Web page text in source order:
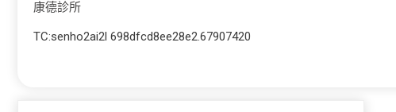
康德診所
TC:senho2ai2l 698dfcd8ee28e2.67907420